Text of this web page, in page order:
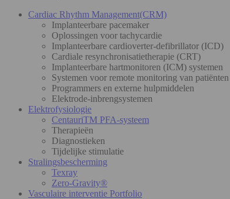
Cardiac Rhythm Management(CRM)
Implanteerbare pacemaker
Oplossingen voor tachycardie
Implanteerbare cardioverter-defibrillator (ICD)
Cardiale resynchronisatietherapie (CRT)
Implanteerbare hartmonitoren (ICM) systemen
Systemen voor remote monitoring van patiënten
Programmers en externe hulpmiddelen
Elektrode-inbrengsystemen
Elektrofysiologie
CentauriTM PFA-systeem
Therapieën
Diagnostieken
Tijdelijke stimulatie
Stralingsbescherming
Texray
Zero-Gravity®
Vasculaire interventie Portfolio